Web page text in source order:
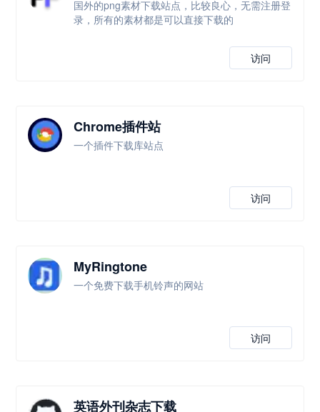
国外的png素材下载站点，比较良心，无需注册登
录，所有的素材都是可以直接下载的
访问
Chrome插件站
一个插件下载库站点
访问
MyRingtone
一个免费下载手机铃声的网站
访问
英语外刊杂志下载